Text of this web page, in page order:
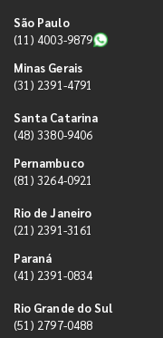
São Paulo
(11) 4003-9879
Minas Gerais
(31) 2391-4791
Santa Catarina
(48) 3380-9406
Pernambuco
(81) 3264-0921
Rio de Janeiro
(21) 2391-3161
Paraná
(41) 2391-0834
Rio Grande do Sul
(51) 2797-0488